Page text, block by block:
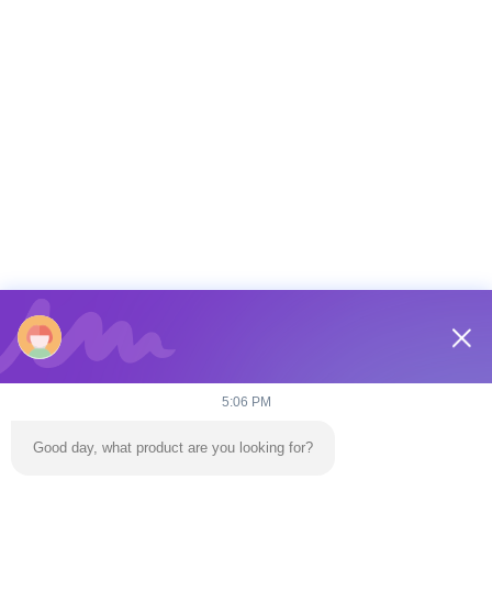
ETHAN
5:07 PM
Good day, what product are you looking for?